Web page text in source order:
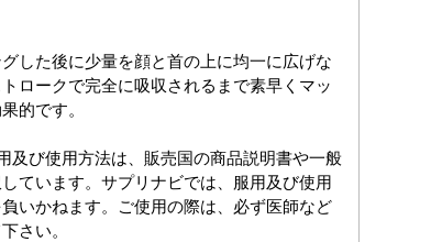
した後に少量を顔と首の上に均一に広げな
ロークで完全に吸収されるまで素早くマッ
的です。
及び使用方法は、販売国の商品説明書や一般
ています。サプリナビでは、服用及び使用
いかねます。ご使用の際は、必ず医師など
さい。